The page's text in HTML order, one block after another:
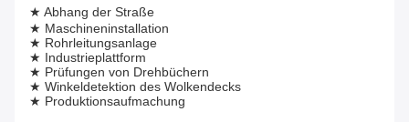
★ Abhang der Straße
★ Maschineninstallation
★ Rohrleitungsanlage
★ Industrieplattform
★ Prüfungen von Drehbüchern
★ Winkeldetektion des Wolkendecks
★ Produktionsaufmachung